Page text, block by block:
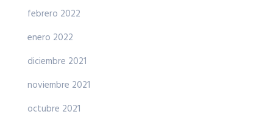
febrero 2022
enero 2022
diciembre 2021
noviembre 2021
octubre 2021